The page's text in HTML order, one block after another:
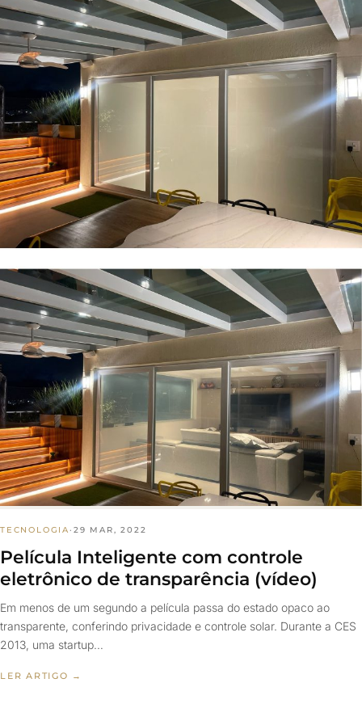
TECNOLOGIA· 29 MAR, 2022
Película Inteligente com controle
eletrônico de transparência (vídeo)
Em menos de um segundo a película passa do estado opaco ao
transparente, conferindo privacidade e controle solar. Durante a CES
2013, uma startup…
LER ARTIGO →